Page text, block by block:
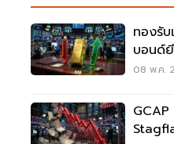
ทองรั
บอนด์
เหนือ
08 พ.ค.
GCAP